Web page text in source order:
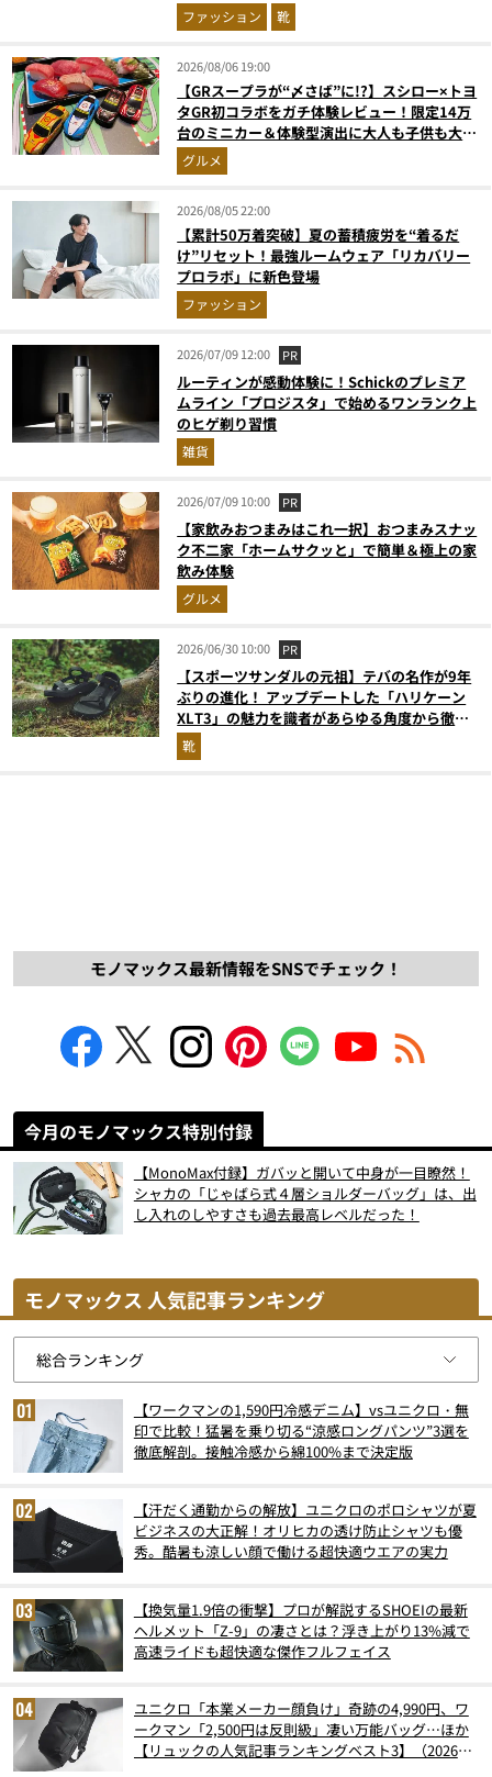
ファッション 靴
2026/08/06 19:00
【GRスープラが“〆さば”に!?】スシロー×トヨ
タGR初コラボをガチ体験レビュー！限定14万
台のミニカー＆体験型演出に大人も子供も大興
奮間違いなし
グルメ
2026/08/05 22:00
【累計50万着突破】夏の蓄積疲労を“着るだ
け”リセット！最強ルームウェア「リカバリー
プロラボ」に新色登場
ファッション
2026/07/09 12:00 PR
ルーティンが感動体験に！Schickのプレミア
ムライン「プロジスタ」で始めるワンランク上
のヒゲ剃り習慣
雑貨
2026/07/09 10:00 PR
【家飲みおつまみはこれ一択】おつまみスナッ
ク不二家「ホームサクッと」で簡単＆極上の家
飲み体験
グルメ
2026/06/30 10:00 PR
【スポーツサンダルの元祖】テバの名作が9年
ぶりの進化！ アップデートした「ハリケーン
XLT3」の魅力を識者があらゆる角度から徹底
解説！
靴
モノマックス最新情報をSNSでチェック！
今月のモノマックス特別付録
【MonoMax付録】ガバッと開いて中身が一目瞭然！
シャカの「じゃばら式４層ショルダーバッグ」は、出
し入れのしやすさも過去最高レベルだった！
モノマックス 人気記事ランキング
【ワークマンの1,590円冷感デニム】vsユニクロ・無
印で比較！猛暑を乗り切る“涼感ロングパンツ”3選を
徹底解剖。接触冷感から綿100%まで決定版
【汗だく通勤からの解放】ユニクロのポロシャツが夏
ビジネスの大正解！オリヒカの透け防止シャツも優
秀。酷暑も涼しい顔で働ける超快適ウエアの実力
【換気量1.9倍の衝撃】プロが解説するSHOEIの最新
ヘルメット「Z-9」の凄さとは？浮き上がり13%減で
高速ライドも超快適な傑作フルフェイス
ユニクロ「本業メーカー顔負け」奇跡の4,990円、ワ
ークマン「2,500円は反則級」凄い万能バッグ…ほか
【リュックの人気記事ランキングベスト3】（2026年